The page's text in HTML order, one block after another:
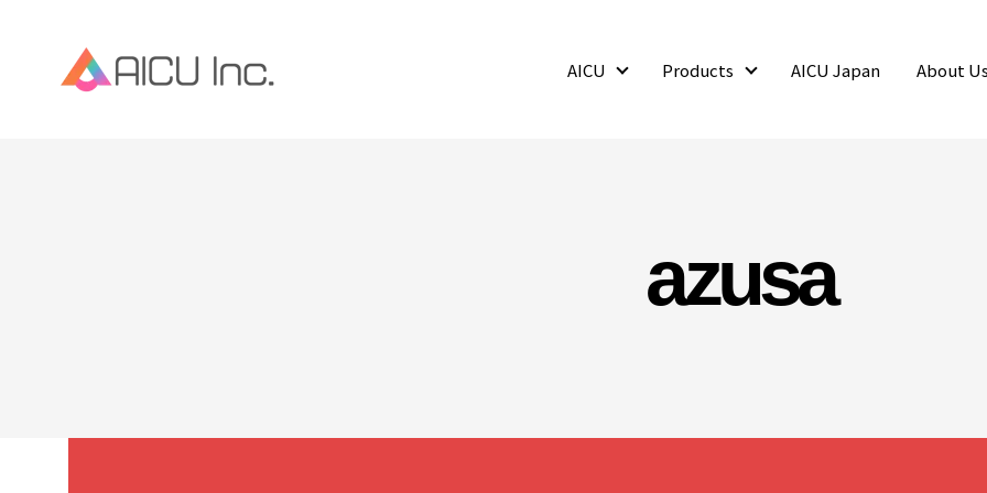
AICU Products AICU Japan About Us
azusa